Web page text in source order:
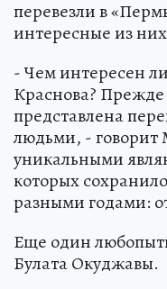
перевезли в
интересные из
- Чем интересен
Краснова? Прежде
представлена
людьми, -
уникальными
которых
разными годами:
Еще один
Булата Окуджавы.